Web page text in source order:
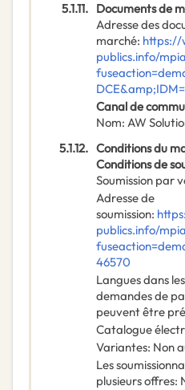
5.1.11. Documents de
Adresse des
marché: https://
publics.info/
Canal de
Nom: AW
5.1.12. Conditions du
Conditions de
Soumission par
Adresse de
soumission:
publics.info/
46570
Langues dans
demandes de
peuvent être
Catalogue
Variantes: Non
Les
plusieurs offres: